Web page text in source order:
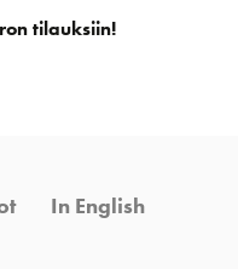
tilauksiin!
In English